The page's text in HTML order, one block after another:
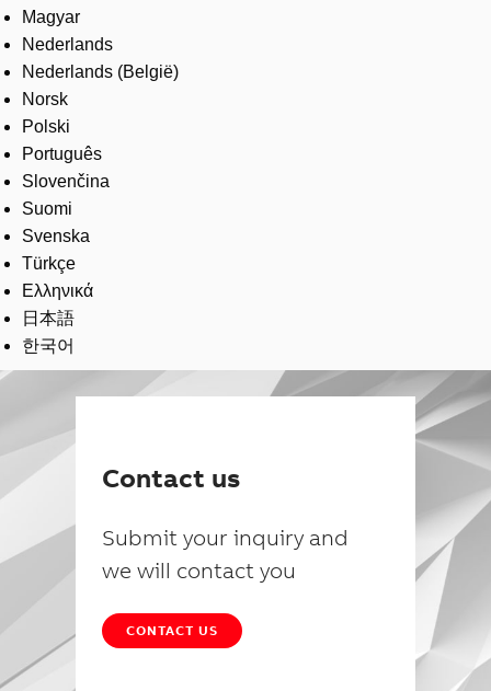
Magyar
Nederlands
Nederlands (België)
Norsk
Polski
Português
Slovenčina
Suomi
Svenska
Türkçe
Ελληνικά
日本語
한국어
Contact us
Submit your inquiry and
we will contact you
CONTACT US